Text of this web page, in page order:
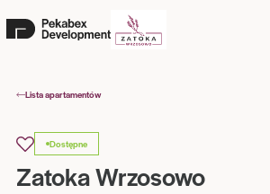
Lista apartamentów
Dostępne
Zatoka Wrzosowo